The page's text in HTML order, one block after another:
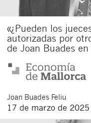
«¿Pueden los
autorizadas por
de Joan Buades
Joan Buades Feliu
17 de marzo de 2025